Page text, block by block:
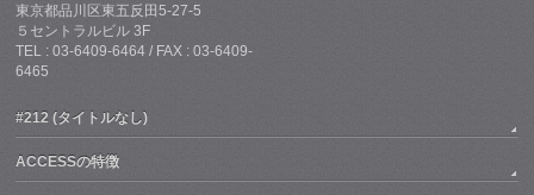
東京都品川区東五反田5-27-5
５セントラルビル 3F
TEL : 03-6409-6464 / FAX : 03-6409-
6465
#212 (タイトルなし)
ACCESSの特徴